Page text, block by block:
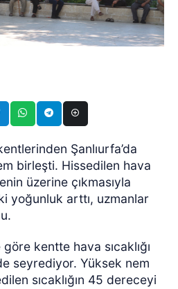
Şanlıurfa’da
birleşti. Hissedilen hava
üzerine çıkmasıyla
yoğunluk arttı, uzmanlar
kentte hava sıcaklığı
seyrediyor. Yüksek nem
sıcaklığın 45 dereceyi